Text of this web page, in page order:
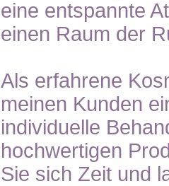
eine entspannte
einen Raum der
Als erfahrene
meinen Kunden
individuelle
hochwertigen
Sie sich Zeit und